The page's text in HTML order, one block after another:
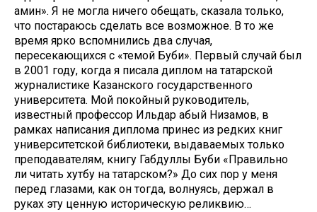
амин». Я не могла ничего обещать, сказала только,
что постараюсь сделать все возможное. В то же
время ярко вспомнились два случая,
пересекающихся с «темой Буби». Первый случай был
в 2001 году, когда я писала диплом на татарской
журналистике Казанского государственного
университета. Мой покойный руководитель,
известный профессор Ильдар абый Низамов, в
рамках написания диплома принес из редких книг
университетской библиотеки, выдаваемых только
преподавателям, книгу Габдуллы Буби «Правильно
ли читать хутбу на татарском?» До сих пор у меня
перед глазами, как он тогда, волнуясь, держал в
руках эту ценную историческую реликвию…